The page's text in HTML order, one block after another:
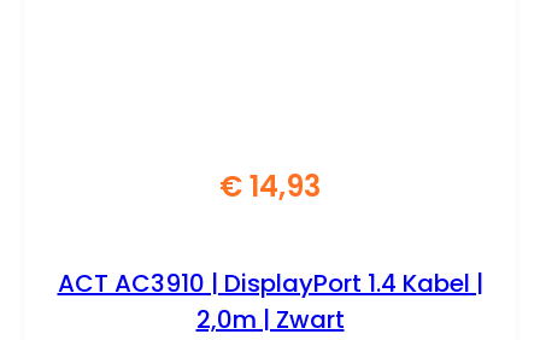
€14,93
ACT AC3910 | DisplayPort 1.4 Kabel |
2,0m | Zwart